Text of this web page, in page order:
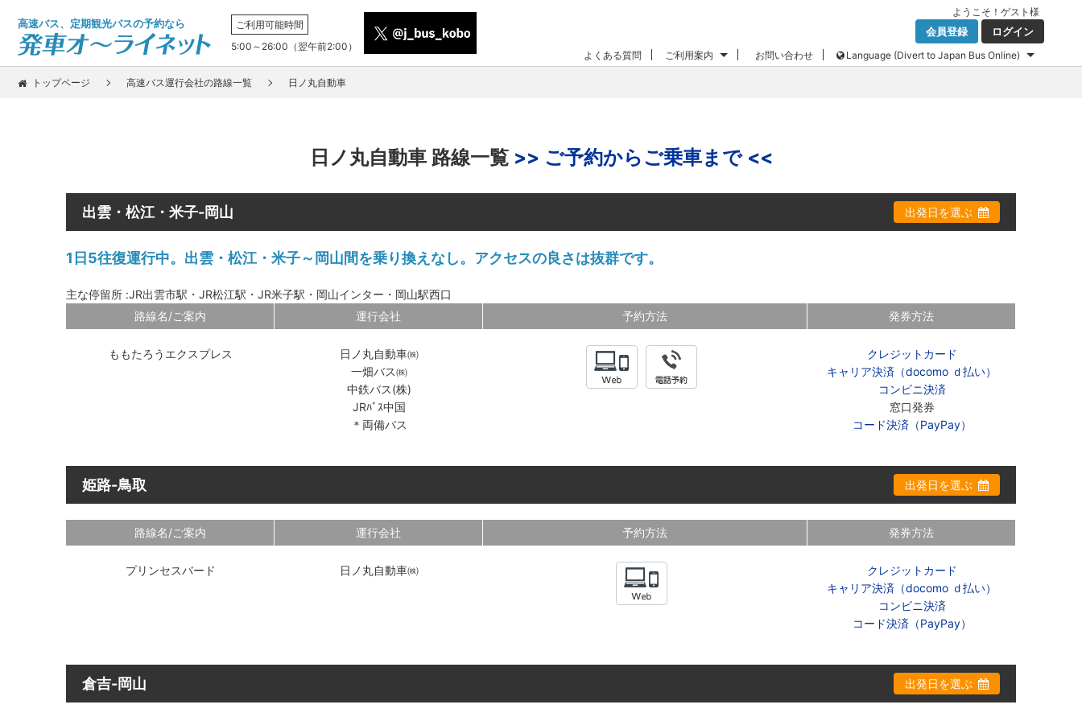
高速バス、定期観光バスの予約なら
ご利用可能時間
5:00～26:00（翌午前2:00）
ようこそ！ ゲスト 様
会員登録 ログイン
よくある質問 ご利用案内 お問い合わせ Language (Divert to Japan Bus Online)
トップページ 高速バス運行会社の路線一覧 日ノ丸自動車
日ノ丸自動車 路線一覧 >> ご予約からご乗車まで <<
出雲・松江・米子-岡山 出発日を選ぶ
1日5往復運行中。出雲・松江・米子～岡山間を乗り換えなし。アクセスの良さは抜群です。
主な停留所 :JR出雲市駅・JR松江駅・JR米子駅・岡山インター・岡山駅西口
路線名/ご案内
ももたろうエクスプレス
運行会社
日ノ丸自動車㈱
一畑バス㈱
中鉄バス(株)
JRﾊﾞｽ中国
＊両備バス
予約方法 発券方法
クレジットカード
キャリア決済（docomo ｄ払い）
コンビニ決済
窓口発券
コード決済（PayPay）
姫路-鳥取 出発日を選ぶ
路線名/ご案内
プリンセスバード
運行会社
日ノ丸自動車㈱
予約方法 発券方法
クレジットカード
キャリア決済（docomo ｄ払い）
コンビニ決済
コード決済（PayPay）
倉吉-岡山 出発日を選ぶ